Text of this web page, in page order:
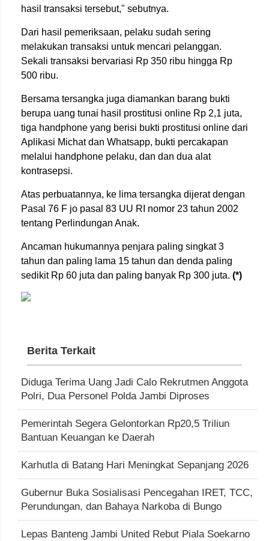
hasil transaksi tersebut," sebutnya.
Dari hasil pemeriksaan, pelaku sudah sering
melakukan transaksi untuk mencari pelanggan.
Sekali transaksi bervariasi Rp 350 ribu hingga Rp
500 ribu.
Bersama tersangka juga diamankan barang bukti
berupa uang tunai hasil prostitusi online Rp 2,1 juta,
tiga handphone yang berisi bukti prostitusi online dari
Aplikasi Michat dan Whatsapp, bukti percakapan
melalui handphone pelaku, dan dan dua alat
kontrasepsi.
Atas perbuatannya, ke lima tersangka dijerat dengan
Pasal 76 F jo pasal 83 UU RI nomor 23 tahun 2002
tentang Perlindungan Anak.
Ancaman hukumannya penjara paling singkat 3
tahun dan paling lama 15 tahun dan denda paling
sedikit Rp 60 juta dan paling banyak Rp 300 juta. (*)
Berita Terkait
Diduga Terima Uang Jadi Calo Rekrutmen Anggota
Polri, Dua Personel Polda Jambi Diproses
Pemerintah Segera Gelontorkan Rp20,5 Triliun
Bantuan Keuangan ke Daerah
Karhutla di Batang Hari Meningkat Sepanjang 2026
Gubernur Buka Sosialisasi Pencegahan IRET, TCC,
Perundungan, dan Bahaya Narkoba di Bungo
Lepas Banteng Jambi United Rebut Piala Soekarno